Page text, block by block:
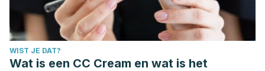
WIST JE DAT?
Wat is een CC Cream en wat is het